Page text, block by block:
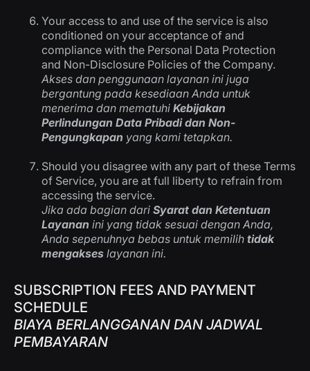
Your access to and use of the service is also
conditioned on your acceptance of and
compliance with the Personal Data Protection
and Non-Disclosure Policies of the Company.
Akses dan penggunaan layanan ini juga
bergantung pada kesediaan Anda untuk
menerima dan mematuhi Kebijakan
Perlindungan Data Pribadi dan Non-
Pengungkapan yang kami tetapkan.
Should you disagree with any part of these Terms
of Service, you are at full liberty to refrain from
accessing the service.
Jika ada bagian dari Syarat dan Ketentuan
Layanan ini yang tidak sesuai dengan Anda,
Anda sepenuhnya bebas untuk memilih tidak
mengakses layanan ini.
SUBSCRIPTION FEES AND PAYMENT
SCHEDULE
BIAYA BERLANGGANAN DAN JADWAL
PEMBAYARAN